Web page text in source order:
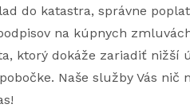
do katastra, správne
na kúpnych
ktorý dokáže zariadiť nižší
Naše služby Vás nič